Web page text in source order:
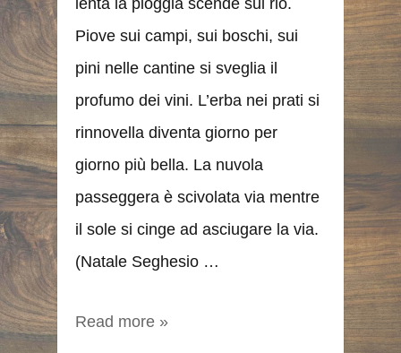
Piove sui campi, sui boschi, sui
pini nelle cantine si sveglia il
profumo dei vini. L’erba nei prati si
rinnovella diventa giorno per
giorno più bella. La nuvola
passeggera è scivolata via mentre
il sole si cinge ad asciugare la via.
(Natale Seghesio …
Read more »